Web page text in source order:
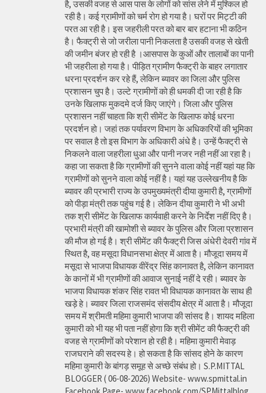
है, उसकी वजह से आस पास के लोगों को सांस लेने में मुश्किल हो
रही है। कई ग्रामीणों को चर्म रोग हो गया है। घरों पर मिट्टी की
परत आ रही है। इस जहरीली परत को बार बार हटाना भी कठिन
है। फैक्ट्री से जो जरीला पानी निकलता है उसकी वजह से खेती
की जमीन बंजर हो रही है ।आसपास के कुओं और तालाबों का पानी
भी जहरीला हो गया है। पीड़ित ग्रामीण फैक्ट्री के बाहर लगातार
धरना प्रदर्शन कर रहे हैं, लेकिन ब्यावर का जिला और पुलिस
प्रशासन चुप है। उल्टे ग्रामीणों को ही धमकी दी जा रही है कि
उनके खिलाफ मुकदमे दर्ज किए जाएंगे। जिला और पुलिस
प्रशासन नहीं चाहता कि श्री सीमेंट के खिलाफ कोई धरना
प्रदर्शन हो। जहां तक पर्यावरण विभाग के अधिकारियों की भूमिका
पर सवाल है तो इस विभाग के अधिकारी अंधे है। उन्हें फैक्ट्री से
निकलने वाला जहरीला धुआ और पानी नजर नही नहीं आ रहा है।
कहा जा सकता है कि ग्रामीणों की सुनने वाला कोई नहीं यहां यह कि
ग्रामीणों को सुनने वाला कोई नहीं है। यहां यह उल्लेखनीय है कि
ब्यावर की प्रभारी राज्य के उपमुख्यमंत्री दीया कुमारी है, ग्रामीणों
को पीड़ा मंत्री तक पहुंच गई है। लेकिन दीया कुमारी ने भी अभी
तक श्री सीमेंट के खिलाफ कार्यवाही करने के निर्देश नहीं दिए है।
प्रभारी मंत्री की खामोशी से ब्यावर के पुलिस और जिला प्रशासन
की मौज हो गई है। श्री सीमेंट की फैक्ट्री जिस अंधेरी देवरी गांव में
स्थित है, वह मसूदा विधानसभा क्षेत्र में आता है। मौजूदा समय में
मसूदा से भाजपा विधायक वीरेंद्र सिंह कानावत है, लेकिन कानावत
के कानों में भी ग्रामीणों की आवाज सुनाई नहीं दे रही। ब्यावर के
भाजपा विधायक शंकर सिंह रावत भी विधायक कानावत के साथ ही
खड़े हे। ब्यावर जिला राजसमंद संसदीय क्षेत्र में आता है। मौजूदा
समय में श्रीमती महिमा कुमारी भाजपा की सांसद है। शायद महिला
कुमारी को भी यह भी पता नहीं होगा कि श्री सीमेंट की फैक्ट्री की
वजह से ग्रामीणों को परेशान हो रही है। महिमा कुमारी मेवाड़
राजघराने की सदस्य हे। हो सकता है कि सांसद होने के कारण
महिमा कुमारी के बांगड़ समूह से अच्छे संबंध हो। S.P.MITTAL
BLOGGER ( 06-08-2026) Website- www.spmittal.in
Facebook Page- www.facebook.com/SPMittalblog